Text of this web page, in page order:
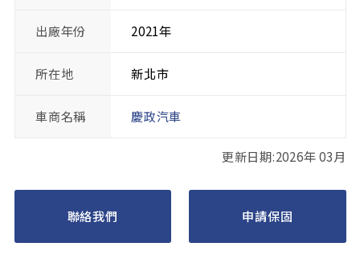
出廠年份 2021年
所在地 新北市
車商名稱 慶政汽車
更新日期:2026年 03月
聯絡我們 申請保固